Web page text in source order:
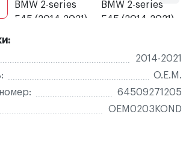
2014-2021
O.E.M.
64509271205
OEM0203KOND